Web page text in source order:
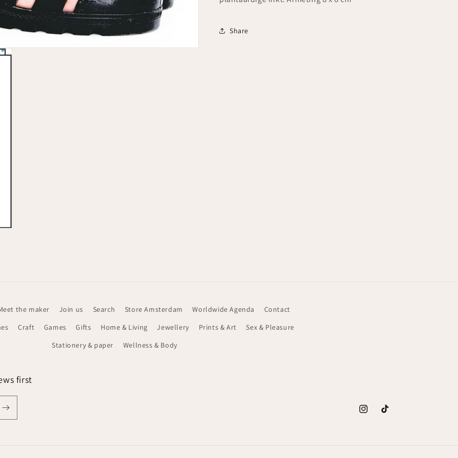
Share
the maker Join us Search Store Amsterdam Worldwide Agenda
Contact
Craft Games Gifts Home & Living Jewellery Prints & Art
Sex & Pleasure
Stationery & paper
Wellness & Body
first
InstagramTikTok